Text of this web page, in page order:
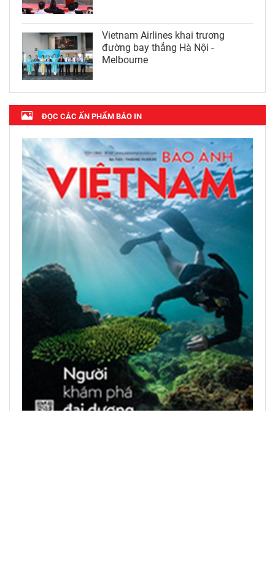
Vietnam Airlines khai trương
đường bay thẳng Hà Nội -
Melbourne
ĐỌC CÁC ẤN PHẨM BÁO IN